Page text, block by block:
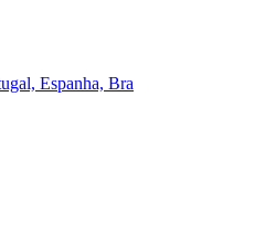
Espanha, Bra